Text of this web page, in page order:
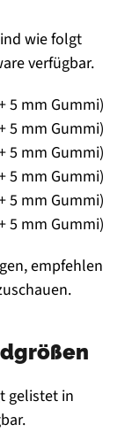
wie folgt
verfügbar.
5 mm Gummi)
5 mm Gummi)
5 mm Gummi)
5 mm Gummi)
5 mm Gummi)
5 mm Gummi)
empfehlen
gelistet in